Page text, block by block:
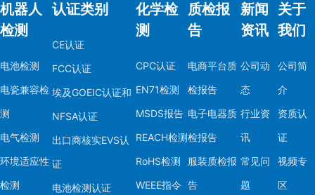
同，需针对性检测。
2. 动态更新：
3. 测试方法：
- 常用方法为气相色
色谱（HPLC）等。
4. 供应链管理：
- 要求上游供应商提
机器人
检测
电池检测
电瓷兼容检
测
电气检测
环境适应性
检测
认证类别
CE认证
FCC认证
埃及GOEIC认证和
NFSA认证
出口商核实EVS认
证
电池检测认证
化学检
测
CPC认证
EN71检测
MSDS报告
REACH检测
RoHS检测
WEEE指令
质检报
告
电商平台质
检报告
电子电器质
检报告
服装质检报
告
新闻
资讯
公司动
态
行业资
讯
常见问
题
关于
我们
公司简
介
资质认
证
视频专
区